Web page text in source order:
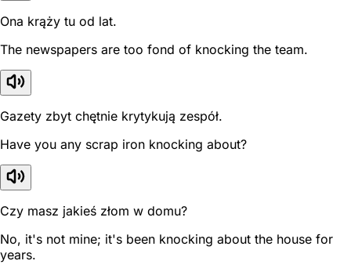
Ona krąży tu od lat.
The newspapers are too fond of knocking the team.
Gazety zbyt chętnie krytykują zespół.
Have you any scrap iron knocking about?
Czy masz jakieś złom w domu?
No, it's not mine; it's been knocking about the house for
years.